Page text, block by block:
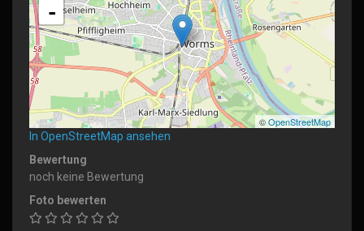
-
©OpenStreetMap
In OpenStreetMap ansehen
Bewertung
noch keine Bewertung
Foto bewerten